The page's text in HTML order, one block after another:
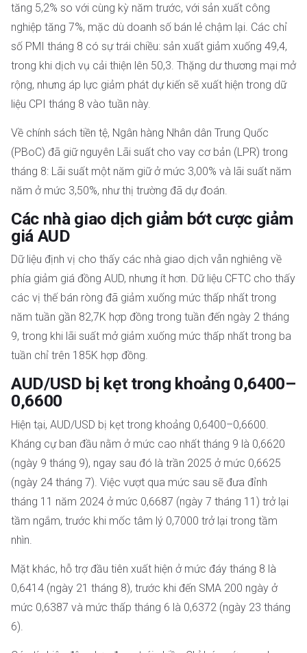
tăng 5,2% so với cùng kỳ năm trước, với sản xuất công
nghiệp tăng 7%, mặc dù doanh số bán lẻ chậm lại. Các chỉ
số PMI tháng 8 có sự trái chiều: sản xuất giảm xuống 49,4,
trong khi dịch vụ cải thiện lên 50,3. Thặng dư thương mại mở
rộng, nhưng áp lực giảm phát dự kiến sẽ xuất hiện trong dữ
liệu CPI tháng 8 vào tuần này.
Về chính sách tiền tệ, Ngân hàng Nhân dân Trung Quốc
(PBoC) đã giữ nguyên Lãi suất cho vay cơ bản (LPR) trong
tháng 8: Lãi suất một năm giữ ở mức 3,00% và lãi suất năm
năm ở mức 3,50%, như thị trường đã dự đoán.
Các nhà giao dịch giảm bớt cược giảm
giá AUD
Dữ liệu định vị cho thấy các nhà giao dịch vẫn nghiêng về
phía giảm giá đồng AUD, nhưng ít hơn. Dữ liệu CFTC cho thấy
các vị thế bán ròng đã giảm xuống mức thấp nhất trong
năm tuần gần 82,7K hợp đồng trong tuần đến ngày 2 tháng
9, trong khi lãi suất mở giảm xuống mức thấp nhất trong ba
tuần chỉ trên 185K hợp đồng.
AUD/USD bị kẹt trong khoảng 0,6400–
0,6600
Hiện tại, AUD/USD bị kẹt trong khoảng 0,6400–0,6600.
Kháng cự ban đầu nằm ở mức cao nhất tháng 9 là 0,6620
(ngày 9 tháng 9), ngay sau đó là trần 2025 ở mức 0,6625
(ngày 24 tháng 7). Việc vượt qua mức sau sẽ đưa đỉnh
tháng 11 năm 2024 ở mức 0,6687 (ngày 7 tháng 11) trở lại
tầm ngắm, trước khi mốc tâm lý 0,7000 trở lại trong tầm
nhìn.
Mặt khác, hỗ trợ đầu tiên xuất hiện ở mức đáy tháng 8 là
0,6414 (ngày 21 tháng 8), trước khi đến SMA 200 ngày ở
mức 0,6387 và mức thấp tháng 6 là 0,6372 (ngày 23 tháng
6).